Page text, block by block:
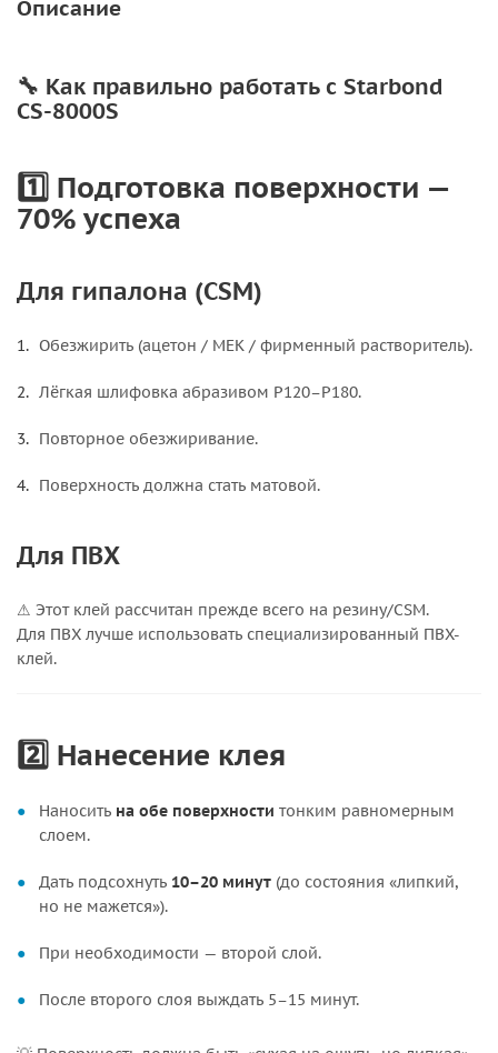
Описание
🔧 Как правильно работать с Starbond
CS-8000S
1️⃣ Подготовка поверхности —
70% успеха
Для гипалона (CSM)
Обезжирить (ацетон / MEK / фирменный растворитель).
Лёгкая шлифовка абразивом P120–P180.
Повторное обезжиривание.
Поверхность должна стать матовой.
Для ПВХ
⚠ Этот клей рассчитан прежде всего на резину/CSM.
Для ПВХ лучше использовать специализированный ПВХ-
клей.
2️⃣ Нанесение клея
Наносить на обе поверхности тонким равномерным
слоем.
Дать подсохнуть 10–20 минут (до состояния «липкий,
но не мажется»).
При необходимости — второй слой.
После второго слоя выждать 5–15 минут.